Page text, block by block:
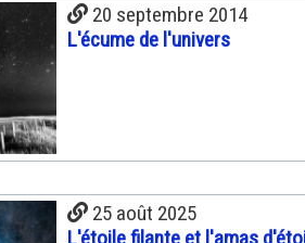
20 septembre 2014
L'écume de l'univers
25 août 2025
L'étoile filante et l'amas